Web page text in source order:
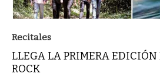
Recitales
LLEGA LA PRIMERA EDICIÓN
ROCK